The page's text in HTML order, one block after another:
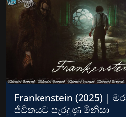
Frankenstein (2025) |
ජිවිතයට පැරදුණු මිනිසා